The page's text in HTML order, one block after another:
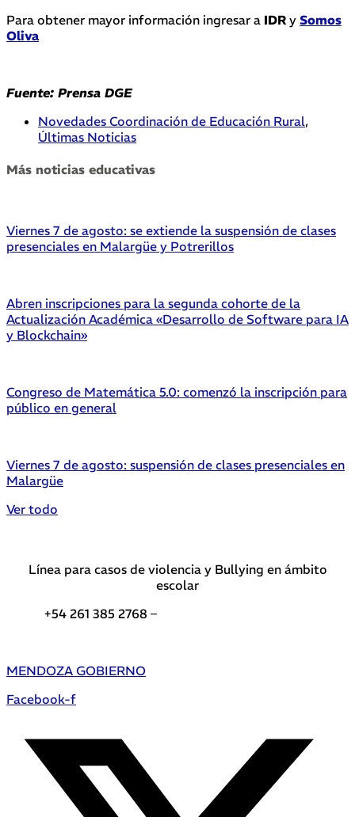
Para obtener mayor información ingresar a IDR y Somos
Oliva
Fuente: Prensa DGE
Novedades Coordinación de Educación Rural,
Últimas Noticias
Más noticias educativas
Viernes 7 de agosto: se extiende la suspensión de clases
presenciales en Malargüe y Potrerillos
Abren inscripciones para la segunda cohorte de la
Actualización Académica «Desarrollo de Software para IA
y Blockchain»
Congreso de Matemática 5.0: comenzó la inscripción para
público en general
Viernes 7 de agosto: suspensión de clases presenciales en
Malargüe
Ver todo
Línea para casos de violencia y Bullying en ámbito
escolar
+54 261 385 2768 –
MENDOZA GOBIERNO
Facebook-f